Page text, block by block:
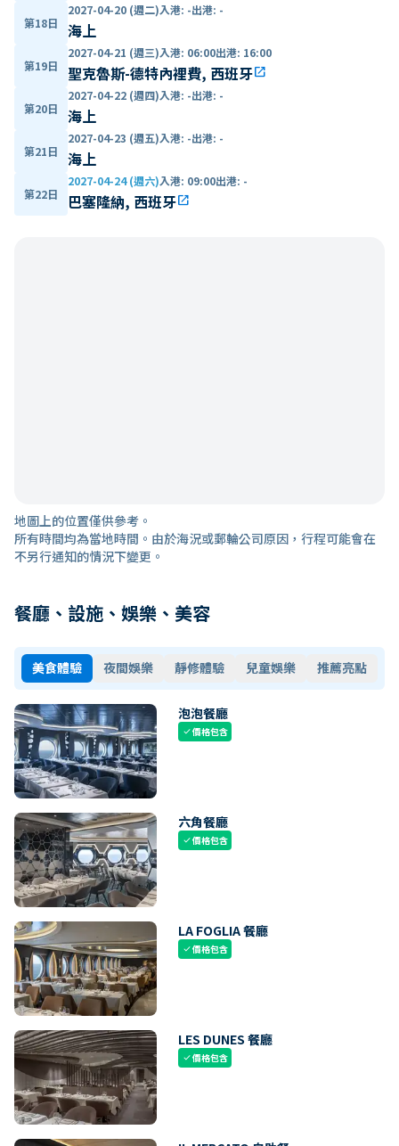
第18日
2027-04-20 (週二)入港: -出港: -
海上
第19日
2027-04-21 (週三)入港: 06:00出港: 16:00
聖克魯斯-德特內裡費, 西班牙open_in_new
第20日
2027-04-22 (週四)入港: -出港: -
海上
第21日
2027-04-23 (週五)入港: -出港: -
海上
第22日
2027-04-24 (週六)入港: 09:00出港: -
巴塞隆納, 西班牙open_in_new
地圖上的位置僅供參考。
所有時間均為當地時間。由於海況或郵輪公司原因，行程可能會在
不另行通知的情況下變更。
餐廳、設施、娛樂、美容
美食體驗 夜間娛樂 靜修體驗 兒童娛樂 推薦亮點
泡泡餐廳
check價格包含
六角餐廳
check價格包含
LA FOGLIA 餐廳
check價格包含
LES DUNES 餐廳
check價格包含